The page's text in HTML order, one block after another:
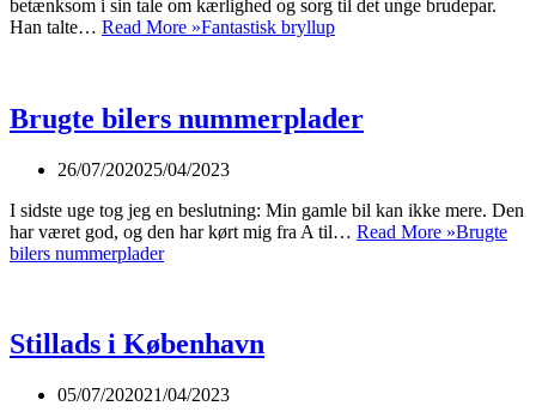
betænksom i sin tale om kærlighed og sorg til det unge brudepar.
Han talte… Read More »Fantastisk bryllup
Brugte bilers nummerplader
26/07/202025/04/2023
I sidste uge tog jeg en beslutning: Min gamle bil kan ikke mere. Den
har været god, og den har kørt mig fra A til… Read More »Brugte
bilers nummerplader
Stillads i København
05/07/202021/04/2023